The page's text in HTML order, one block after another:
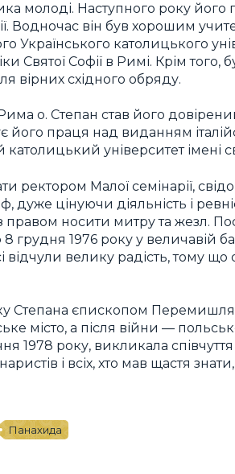
молоді. Наступного року
Водночас він був хорошим
Українського католицького
Святої Софії в Римі. Крім того,
вірних східного обряду.
о. Степан став його
його праця над виданням
університет імені
ректором Малої семінарії,
дуже цінуючи діяльність і
правом носити митру та жезл.
1976 року у величавій
відчули велику радість, тому що
Степана єпископом Перемишля
місто, а після війни —
1978 року, викликала співчуття
і всіх, хто мав щастя
Панахида